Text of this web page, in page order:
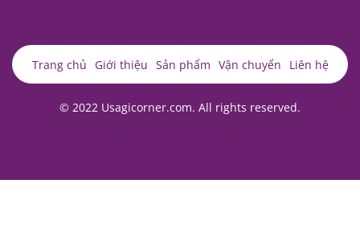
Trang chủ Giới thiệu Sản phẩm Vận chuyển Liên hệ
© 2022 Usagicorner.com. All rights reserved.